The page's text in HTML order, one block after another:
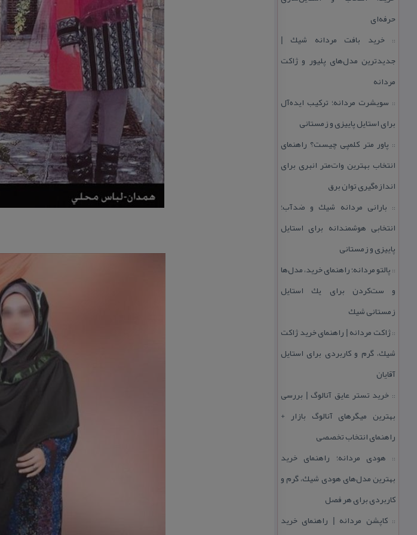
حرفه‌ای
::خرید بافت مردانه شیك |
جدیدترین مدل‌های پلیور و ژاكت
مردانه
:: سویشرت مردانه؛ تركیب ایده‌آل
برای استایل پاییزی و زمستانی
:: پاور متر كلمپی چیست؟ راهنمای
انتخاب بهترین وات‌متر انبری برای
اندازه‌گیری توان برق
:: بارانی مردانه شیك و ضدآب؛
انتخابی هوشمندانه برای استایل
پاییزی و زمستانی
:: پالتو مردانه؛ راهنمای خرید، مدل‌ها
و ست‌كردن برای یك استایل
زمستانی شیك
::ژاكت مردانه | راهنمای خرید ژاكت
شیك، گرم و كاربردی برای استایل
آقایان
:: خرید تستر عایق آنالوگ | بررسی
بهترین میگرهای آنالوگ بازار +
راهنمای انتخاب تخصصی
:: هودی مردانه؛ راهنمای خرید
بهترین مدل‌های هودی شیك، گرم و
كاربردی برای هر فصل
::كاپشن مردانه | راهنمای خرید